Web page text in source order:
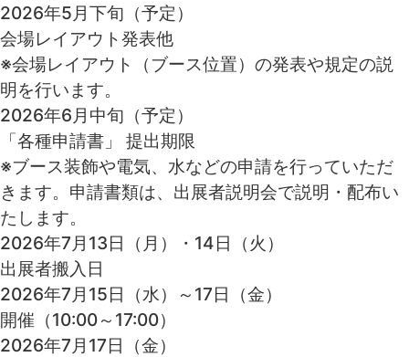
2026年5月下旬（予定）
会場レイアウト発表他
※会場レイアウト（ブース位置）の発表や規定の説
明を行います。
2026年6月中旬（予定）
「各種申請書」 提出期限
※ブース装飾や電気、水などの申請を行っていただ
きます。申請書類は、出展者説明会で説明・配布い
たします。
2026年7月13日（月）・14日（火）
出展者搬入日
2026年7月15日（水）～17日（金）
開催（10:00～17:00）
2026年7月17日（金）